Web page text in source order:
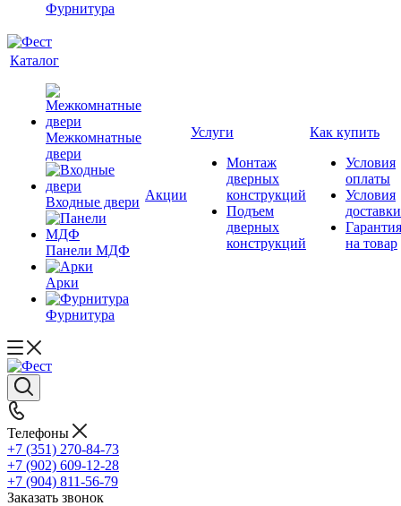
Фурнитура
Каталог
Межкомнатные
двери
Входные двери
Панели МДФ
Арки
Фурнитура
Акции
Услуги
Монтаж
дверных
конструкций
Подъем
дверных
конструкций
Как купить
Условия
оплаты
Условия
доставки
Гарантия
на товар
Телефоны
+7 (351) 270-84-73
+7 (902) 609-12-28
+7 (904) 811-56-79
Заказать звонок